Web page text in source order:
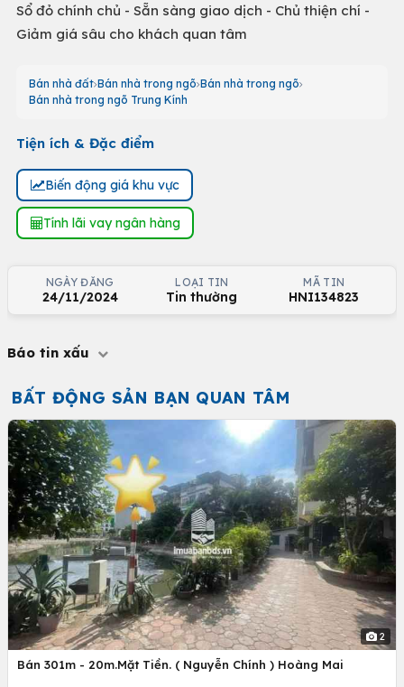
Sổ đỏ chính chủ - Sẵn sàng giao dịch - Chủ thiện chí -
Giảm giá sâu cho khách quan tâm
Bán nhà đất Bán nhà trong ngõ Bán nhà trong ngõ
Bán nhà trong ngõ Trung Kính
Tiện ích & Đặc điểm
Biến động giá khu vực
Tính lãi vay ngân hàng
NGÀY ĐĂNG
24/11/2024
LOẠI TIN
Tin thường
MÃ TIN
HNI134823
Báo tin xấu
BẤT ĐỘNG SẢN BẠN QUAN TÂM
2
Bán 301m - 20m.Mặt Tiền. ( Nguyễn Chính ) Hoàng Mai